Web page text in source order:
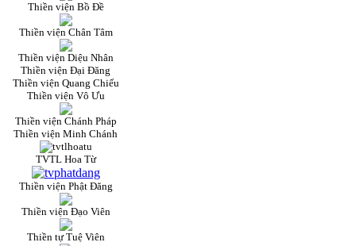
Thiền viện Bồ Đề
Thiền viện Chân Tâm
Thiền viện Diệu Nhân
Thiền viện Đại Đăng
Thiền viện Quang Chiếu
Thiền viện Vô Ưu
Thiền viện Chánh Pháp
Thiền viện Minh Chánh
TVTL Hoa Từ
Thiền viện Phật Đăng
Thiền viện Đạo Viên
Thiền tự Tuệ Viên